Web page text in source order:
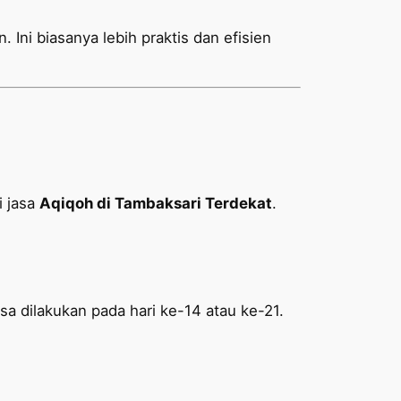
Ini biasanya lebih praktis dan efisien
jasa Aqiqoh di Tambaksari Terdekat.
dilakukan pada hari ke-14 atau ke-21.